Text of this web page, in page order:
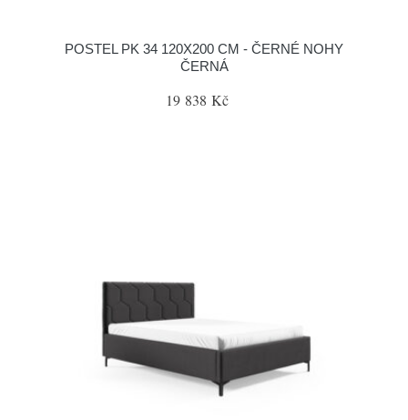
POSTEL PK 34 120X200 CM - ČERNÉ NOHY
ČERNÁ
19 838 Kč